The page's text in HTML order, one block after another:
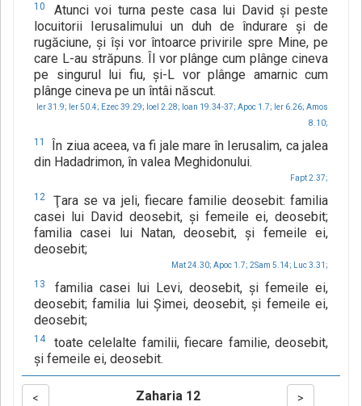
10
Atunci voi turna peste casa lui David şi peste
locuitorii Ierusalimului un duh de îndurare şi de
rugăciune, şi îşi vor întoarce privirile spre Mine, pe
care L-au străpuns. Îl vor plânge cum plânge cineva
pe singurul lui fiu, şi-L vor plânge amarnic cum
plânge cineva pe un întâi născut.
Ier 31.9; Ier 50.4; Ezec 39.29; Ioel 2.28; Ioan 19.34-37; Apoc 1.7; Ier 6.26; Amos
8.10;
11
În ziua aceea, va fi jale mare în Ierusalim, ca jalea
din Hadadrimon, în valea Meghidonului.
Fapt 2.37;
12
Ţara se va jeli, fiecare familie deosebit: familia
casei lui David deosebit, şi femeile ei, deosebit;
familia casei lui Natan, deosebit, şi femeile ei,
deosebit;
Mat 24.30; Apoc 1.7; 2Sam 5.14; Luc 3.31;
13
familia casei lui Levi, deosebit, şi femeile ei,
deosebit; familia lui Şimei, deosebit, şi femeile ei,
deosebit;
14
toate celelalte familii, fiecare familie, deosebit,
şi femeile ei, deosebit.
< Zaharia 12 >